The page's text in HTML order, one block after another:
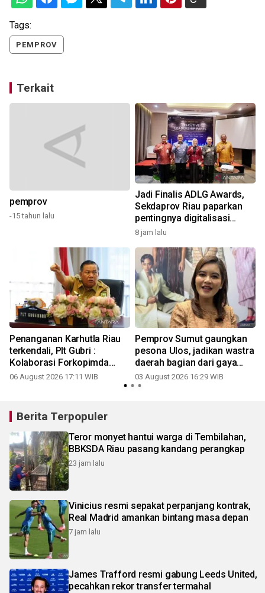
Tags:
PEMPROV
Terkait
pemprov
-15 tahun lalu
Jadi Finalis ADLG Awards,
Sekdaprov Riau paparkan
pentingnya digitalisasi
daerah
8 jam lalu
Penanganan Karhutla Riau
terkendali, Plt Gubri :
Kolaborasi Forkopimda
kunci utama
06 August 2026 17:11 WIB
Pemprov Sumut gaungkan
pesona Ulos, jadikan wastra
daerah bagian dari gaya
masa kini
03 August 2026 16:29 WIB
Berita Terpopuler
Teror monyet hantui warga di Tembilahan,
BBKSDA Riau pasang kandang perangkap
23 jam lalu
Vinicius resmi sepakat perpanjang kontrak,
Real Madrid amankan bintang masa depan
7 jam lalu
James Trafford resmi gabung Leeds United,
pecahkan rekor transfer termahal